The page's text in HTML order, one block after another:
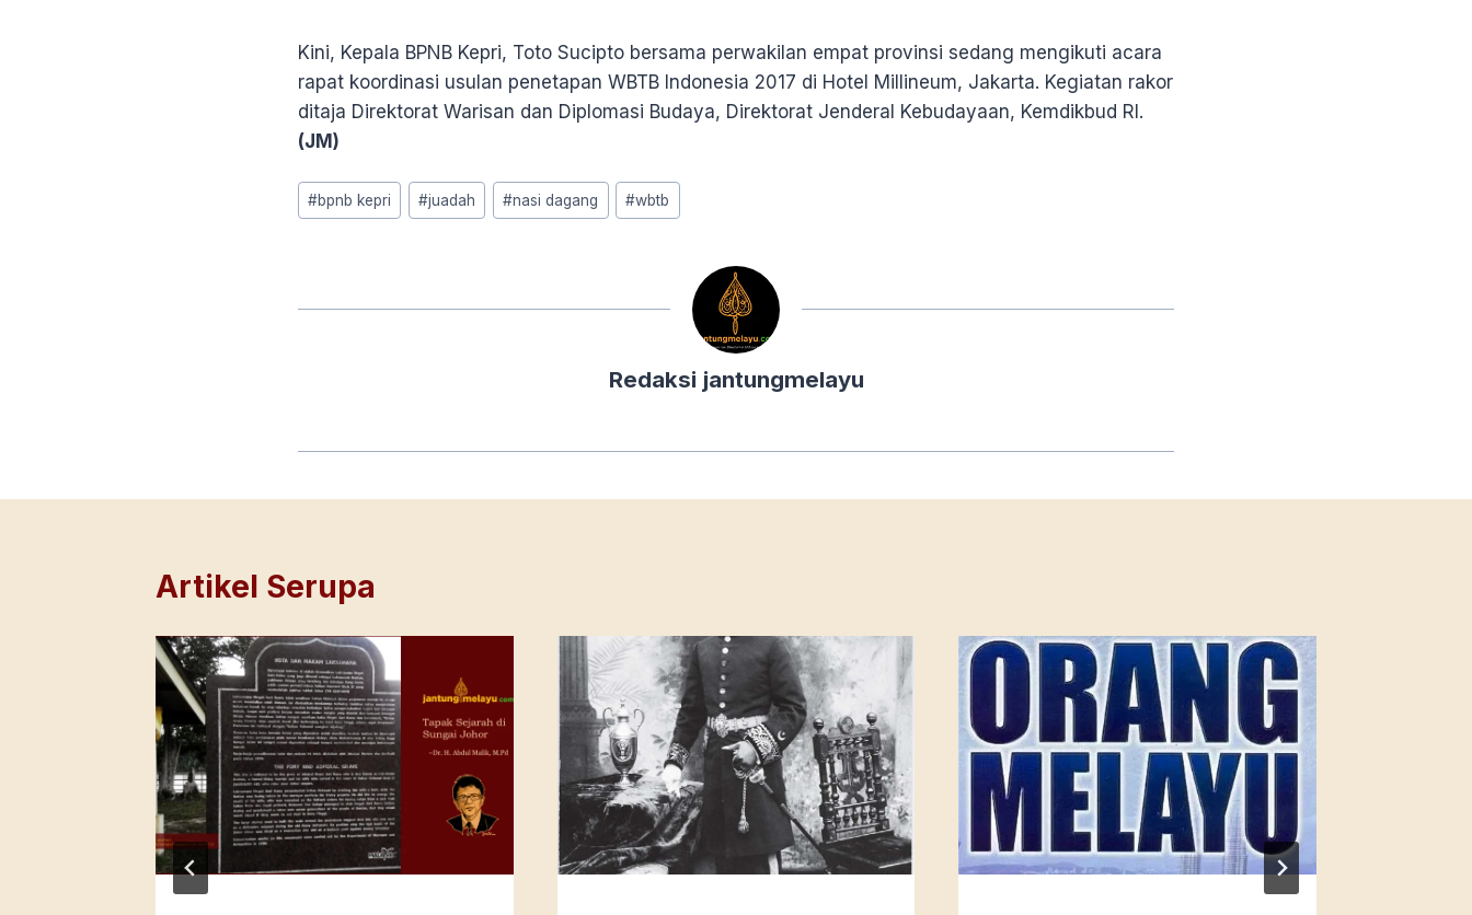
Kini, Kepala BPNB Kepri, Toto Sucipto bersama perwakilan empat provinsi sedang mengikuti acara
rapat koordinasi usulan penetapan WBTB Indonesia 2017 di Hotel Millineum, Jakarta. Kegiatan rakor
ditaja Direktorat Warisan dan Diplomasi Budaya, Direktorat Jenderal Kebudayaan, Kemdikbud RI.
(JM)
Post
Tags:
#bpnb kepri #juadah #nasi dagang #wbtb
Redaksi jantungmelayu
Artikel Serupa